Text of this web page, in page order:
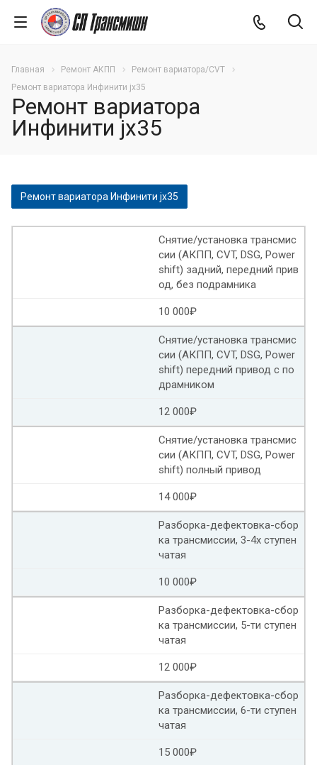
Главная Ремонт АКПП
Ремонт вариатора/CVT
Ремонт вариатора Инфинити jx35
Ремонт вариатора
Инфинити jx35
Ремонт вариатора Инфинити jx35
Ремонт вариатора Мерседес b класса
Ремонт вариатора Мерседес а класс
Ремонт вариатора Мерседес w245
Ремонт вариатора Ниссан кашкай
Ремонт вариатора Ниссан теана
Ремонт вариатора Ниссан х трейл т32
Ремонт вариатора Ниссан патфайндер
Ремонт вариаторов Ниссан рольф
Ремонт вариатора Ниссан мурано z52
Ремонт вариатора Тойота королла
Ремонт вариатора Ауди рольф
Ремонт вариатора Митсубиси аутлендер
Снятие/установка трансмис
сии (АКПП, CVT, DSG, Power
shift) задний, передний прив
од, без подрамника
10 000₽
Снятие/установка трансмис
сии (АКПП, CVT, DSG, Power
shift) передний привод с по
драмником
12 000₽
Снятие/установка трансмис
сии (АКПП, CVT, DSG, Power
shift) полный привод
14 000₽
Разборка-дефектовка-сбор
ка трансмиссии, 3-4х ступен
чатая
10 000₽
Разборка-дефектовка-сбор
ка трансмиссии, 5-ти ступен
чатая
12 000₽
Разборка-дефектовка-сбор
ка трансмиссии, 6-ти ступен
чатая
15 000₽